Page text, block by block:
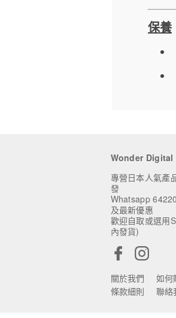
保養
Wonder Digital
專營日本人氣產
發
Whatsapp
及最新優惠
歡迎自取或選用
內發貨)
關於我們 如何
條款細則
聯絡